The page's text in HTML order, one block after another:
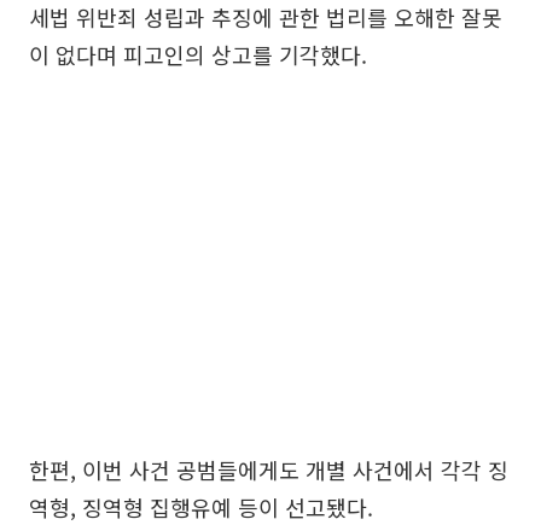
세법 위반죄 성립과 추징에 관한 법리를 오해한 잘못
이 없다며 피고인의 상고를 기각했다.
한편, 이번 사건 공범들에게도 개별 사건에서 각각 징
역형, 징역형 집행유예 등이 선고됐다.